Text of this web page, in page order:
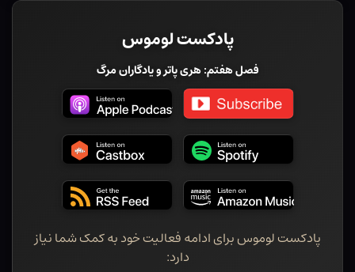
پادکست لوموس
فصل هفتم: هری پاتر و یادگاران مرگ
پادکست لوموس برای ادامه فعالیت خود به کمک شما نیاز
دارد: